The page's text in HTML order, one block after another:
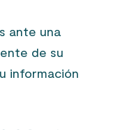
ante una
de su
información